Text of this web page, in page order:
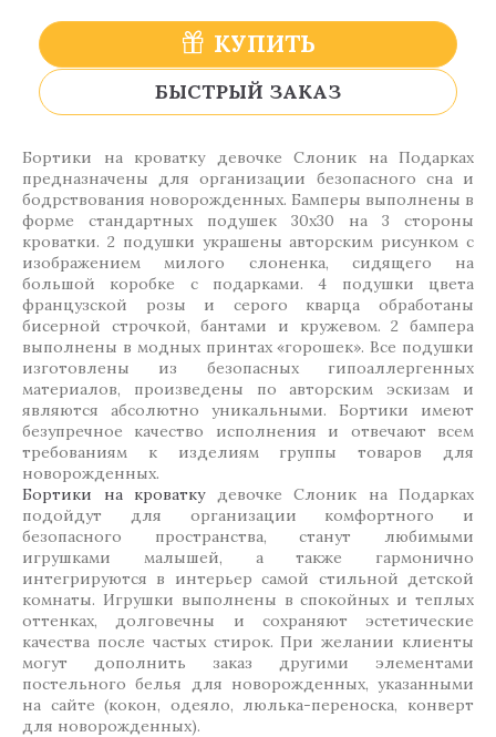
КУПИТЬ
БЫСТРЫЙ ЗАКАЗ
Бортики на кроватку девочке Слоник на Подарках
предназначены для организации безопасного сна и
бодрствования новорожденных. Бамперы выполнены в
форме стандартных подушек 30х30 на 3 стороны
кроватки. 2 подушки украшены авторским рисунком с
изображением милого слоненка, сидящего на
большой коробке с подарками. 4 подушки цвета
французской розы и серого кварца обработаны
бисерной строчкой, бантами и кружевом. 2 бампера
выполнены в модных принтах «горошек». Все подушки
изготовлены из безопасных гипоаллергенных
материалов, произведены по авторским эскизам и
являются абсолютно уникальными. Бортики имеют
безупречное качество исполнения и отвечают всем
требованиям к изделиям группы товаров для
новорожденных.
Бортики на кроваткудевочке Слоник на Подарках
подойдут для организации комфортного и
безопасного пространства, станут любимыми
игрушками малышей, а также гармонично
интегрируются в интерьер самой стильной детской
комнаты. Игрушки выполнены в спокойных и теплых
оттенках, долговечны и сохраняют эстетические
качества после частых стирок. При желании клиенты
могут дополнить заказ другими элементами
постельного белья для новорожденных, указанными
на сайте (кокон, одеяло, люлька-переноска, конверт
для новорожденных).